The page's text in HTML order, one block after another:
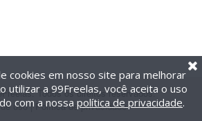
Todos os direitos reservados.
uso| Política de privacidade
cookies em nosso site para melhorar
utilizar a 99Freelas, você aceita o uso
com a nossa política de privacidade.